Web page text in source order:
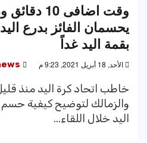
وقت اضافى
يحسمان الفائز بدرع
بقمة اليد غداً
الأحد, 18 أبريل 2021, 9:23 م
خاطب اتحاد كرة اليد منذ قليل
والزمالك لتوضيح كيفية
اليد خلال اللقاء...